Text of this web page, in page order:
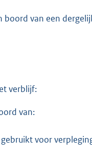
van een
verblijf:
van:
voor